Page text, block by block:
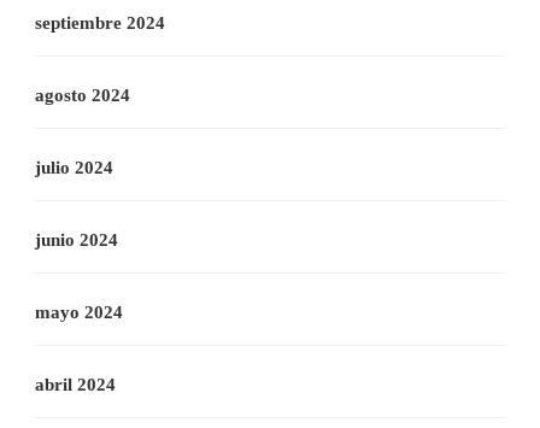
septiembre 2024
agosto 2024
julio 2024
junio 2024
mayo 2024
abril 2024